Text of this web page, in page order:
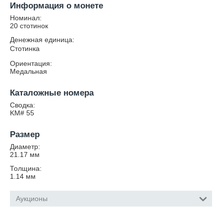
Информация о монете
Номинал:
20 стотинок
Денежная единица:
Стотинка
Ориентация:
Медальная
Каталожные номера
Сводка:
KM# 55
Размер
Диаметр:
21.17 мм
Толщина:
1.14 мм
Аукционы